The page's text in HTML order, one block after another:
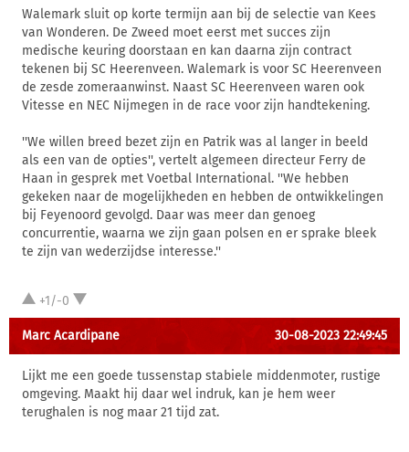
Walemark sluit op korte termijn aan bij de selectie van Kees
van Wonderen. De Zweed moet eerst met succes zijn
medische keuring doorstaan en kan daarna zijn contract
tekenen bij SC Heerenveen. Walemark is voor SC Heerenveen
de zesde zomeraanwinst. Naast SC Heerenveen waren ook
Vitesse en NEC Nijmegen in de race voor zijn handtekening.
''We willen breed bezet zijn en Patrik was al langer in beeld
als een van de opties'', vertelt algemeen directeur Ferry de
Haan in gesprek met Voetbal International. ''We hebben
gekeken naar de mogelijkheden en hebben de ontwikkelingen
bij Feyenoord gevolgd. Daar was meer dan genoeg
concurrentie, waarna we zijn gaan polsen en er sprake bleek
te zijn van wederzijdse interesse.''
+1/-0
Marc Acardipane 30-08-2023 22:49:45
Lijkt me een goede tussenstap stabiele middenmoter, rustige
omgeving. Maakt hij daar wel indruk, kan je hem weer
terughalen is nog maar 21 tijd zat.